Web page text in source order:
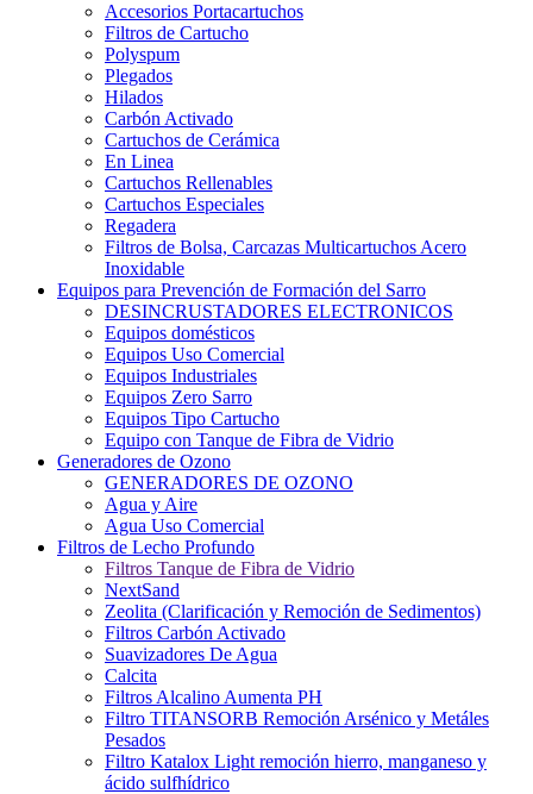
Accesorios Portacartuchos
Filtros de Cartucho
Polyspum
Plegados
Hilados
Carbón Activado
Cartuchos de Cerámica
En Linea
Cartuchos Rellenables
Cartuchos Especiales
Regadera
Filtros de Bolsa, Carcazas Multicartuchos Acero
Inoxidable
Equipos para Prevención de Formación del Sarro
DESINCRUSTADORES ELECTRONICOS
Equipos domésticos
Equipos Uso Comercial
Equipos Industriales
Equipos Zero Sarro
Equipos Tipo Cartucho
Equipo con Tanque de Fibra de Vidrio
Generadores de Ozono
GENERADORES DE OZONO
Agua y Aire
Agua Uso Comercial
Filtros de Lecho Profundo
Filtros Tanque de Fibra de Vidrio
NextSand
Zeolita (Clarificación y Remoción de Sedimentos)
Filtros Carbón Activado
Suavizadores De Agua
Calcita
Filtros Alcalino Aumenta PH
Filtro TITANSORB Remoción Arsénico y Metáles
Pesados
Filtro Katalox Light remoción hierro, manganeso y
ácido sulfhídrico